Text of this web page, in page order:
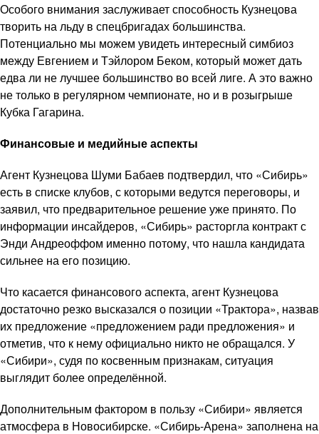
Особого внимания заслуживает способность Кузнецова
творить на льду в спецбригадах большинства.
Потенциально мы можем увидеть интересный симбиоз
между Евгением и Тэйлором Беком, который может дать
едва ли не лучшее большинство во всей лиге. А это важно
не только в регулярном чемпионате, но и в розыгрыше
Кубка Гагарина.
Финансовые и медийные аспекты
Агент Кузнецова Шуми Бабаев подтвердил, что «Сибирь»
есть в списке клубов, с которыми ведутся переговоры, и
заявил, что предварительное решение уже принято. По
информации инсайдеров, «Сибирь» расторгла контракт с
Энди Андреоффом именно потому, что нашла кандидата
сильнее на его позицию.
Что касается финансового аспекта, агент Кузнецова
достаточно резко высказался о позиции «Трактора», назвав
их предложение «предложением ради предложения» и
отметив, что к нему официально никто не обращался. У
«Сибири», судя по косвенным признакам, ситуация
выглядит более определённой.
Дополнительным фактором в пользу «Сибири» является
атмосфера в Новосибирске. «Сибирь-Арена» заполнена на